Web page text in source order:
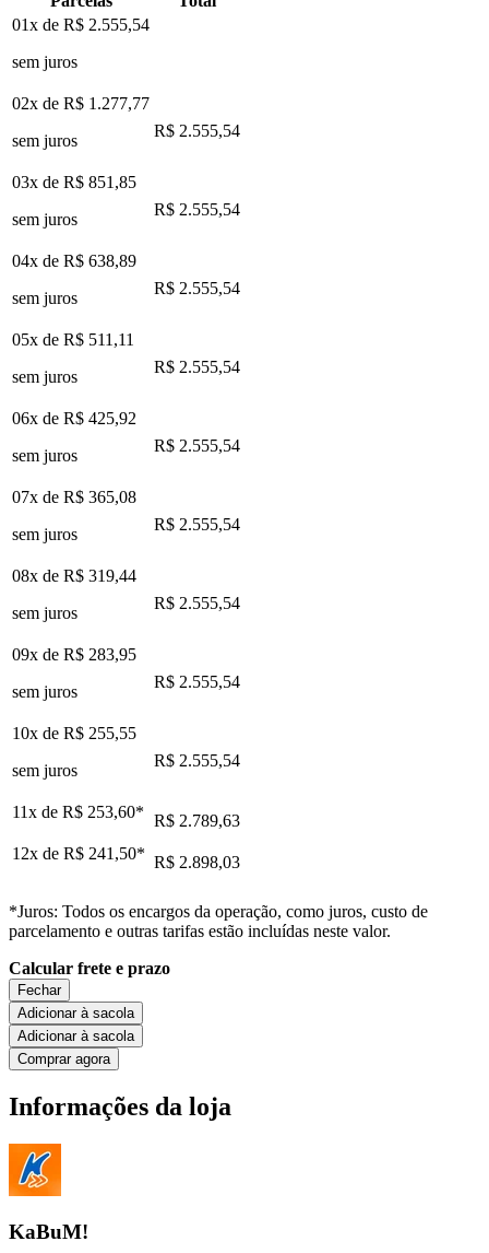
01x de R$ 2.555,54
sem juros
02x de R$ 1.277,77
sem juros
R$ 2.555,54
03x de R$ 851,85
sem juros
R$ 2.555,54
04x de R$ 638,89
sem juros
R$ 2.555,54
05x de R$ 511,11
sem juros
R$ 2.555,54
06x de R$ 425,92
sem juros
R$ 2.555,54
07x de R$ 365,08
sem juros
R$ 2.555,54
08x de R$ 319,44
sem juros
R$ 2.555,54
09x de R$ 283,95
sem juros
R$ 2.555,54
10x de R$ 255,55
sem juros
R$ 2.555,54
11x de R$ 253,60* R$ 2.789,63
12x de R$ 241,50* R$ 2.898,03
*Juros: Todos os encargos da operação, como juros, custo de
parcelamento e outras tarifas estão incluídas neste valor.
Calcular frete e prazo
Fechar
Adicionar à sacola
Adicionar à sacola
Comprar agora
Informações da loja
KaBuM!